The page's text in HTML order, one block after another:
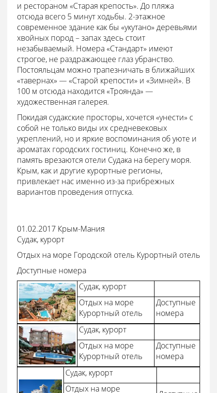
и рестораном «Старая крепость». До пляжа
отсюда всего 5 минут ходьбы. 2-этажное
современное здание как бы «укутано» деревьями
хвойных пород – запах здесь стоит
незабываемый. Номера «Стандарт» имеют
строгое, не раздражающее глаз убранство.
Постояльцам можно трапезничать в ближайших
«тавернах» — «Старой крепости» и «Зимней». В
100 м отсюда находится «Троянда» —
художественная галерея.
Покидая судакские просторы, хочется «унести» с
собой не только виды их средневековых
укреплений, но и яркие воспоминания об уюте и
ароматах городских гостиниц. Конечно же, в
память врезаются отели Судака на берегу моря.
Крым, как и другие курортные регионы,
привлекает нас именно из-за прибрежных
вариантов проведения отпуска.
01.02.2017 Крым-Мания
Судак, курорт
Отдых на море Городской отель Курортный отель
Доступные номера
Судак, курорт
Отдых на море
Курортный отель
Доступные
номера
Судак, курорт
Отдых на море
Курортный отель
Доступные
номера
Судак, курорт
Отдых на море